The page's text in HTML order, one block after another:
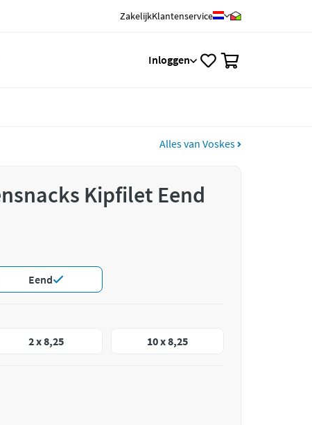
ZakelijkKlantenservice
Inloggen
Alles van Voskes
Kipfilet Eend
Eend
2 x 8,25 10 x 8,25